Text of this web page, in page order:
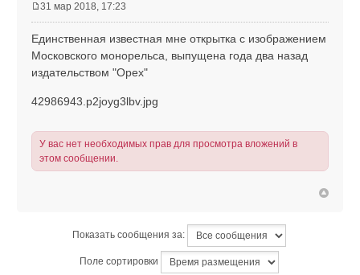
о
б
щ
н
е
31 мар 2018, 17:23
Единственная известная мне открытка с изображением
Московского монорельса, выпущена года два назад
издательством "Орех"
42986943.p2joyg3lbv.jpg
У вас нет необходимых прав для просмотра вложений в
этом сообщении.
Показать сообщения за:
Поле сортировки